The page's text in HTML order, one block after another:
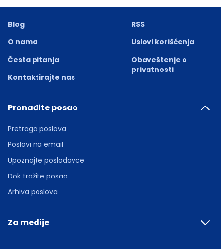
Blog
O nama
Česta pitanja
Kontaktirajte nas
RSS
Uslovi korišćenja
Obaveštenje o
privatnosti
Pronađite posao
Pretraga poslova
Poslovi na email
Upoznajte poslodavce
Dok tražite posao
Arhiva poslova
Za medije